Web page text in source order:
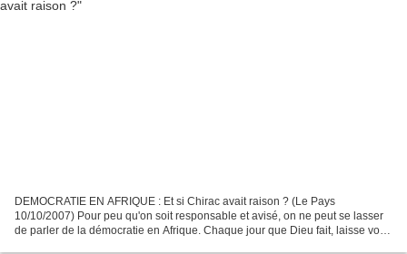
DEMOCRATIE EN AFRIQUE : Et si Chirac avait raison ? (Le Pays
10/10/2007) Pour peu qu'on soit responsable et avisé, on ne peut se lasser
de parler de la démocratie en Afrique. Chaque jour que Dieu fait, laisse voir